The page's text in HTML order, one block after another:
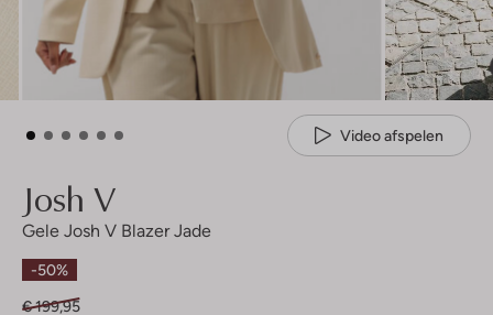
Video afspelen
Josh V
Gele Josh V Blazer Jade
-50%
€ 199,95